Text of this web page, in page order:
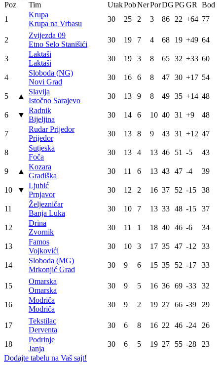
Poz
Tim UtakPobNerPorDGPGGR
Bod
1
Krupa
Krupa na Vrbasu
30 25 2 3 86 22 +64 77
2
Zvijezda 09
Etno Selo Stanišići
30 19 7 4 68 19 +49 64
3
Laktaši
Laktaši
30 19 3 8 65 32 +33 60
4
Sloboda (NG)
Novi Grad
30 16 6 8 47 30 +17 54
5 ▲
Slavija
Istočno Sarajevo
30 13 9 8 49 35 +14 48
6 ▼
Radnik
Bijeljina
30 14 6 10 40 31 +9 48
7
Rudar Prijedor
Prijedor
30 13 8 9 43 31 +12 47
8
Sutjeska
Foča
30 13 4 13 46 51 -5 43
9 ▲
Kozara
Gradiška
30 11 6 13 43 47 -4 39
10 ▼
Ljubić
Prnjavor
30 12 2 16 37 52 -15 38
11
Željezničar
Banja Luka
30 10 7 13 33 48 -15 37
12
Drina
Zvornik
30 11 1 18 40 46 -6 34
13
Famos
Vojkovići
30 10 3 17 35 47 -12 33
14
Sloboda (MG)
Mrkonjić Grad
30 9 6 15 35 52 -17 33
15
Omarska
Omarska
30 9 5 16 36 69 -33 32
16
Modriča
Modriča
30 9 2 19 27 66 -39 29
17
Tekstilac
Derventa
30 6 8 16 22 46 -24 26
18
Podrinje
Janja
30 6 5 19 27 55 -28
23
Dodajte tabelu na Vaš sajt!